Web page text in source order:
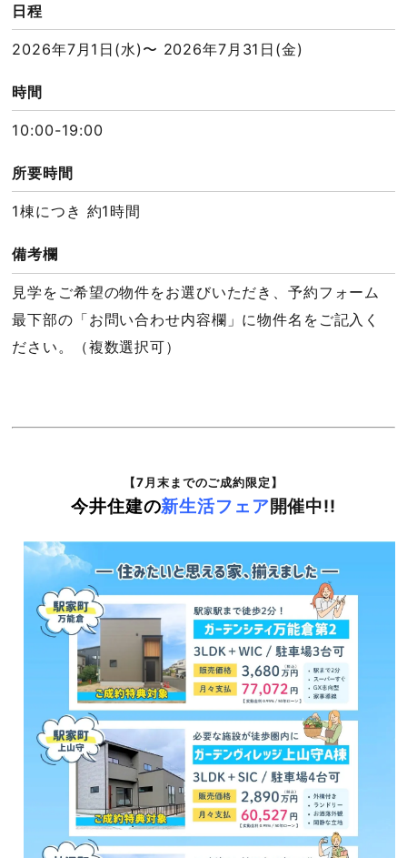
日程
2026年7月1日(水)〜 2026年7月31日(金)
時間
10:00-19:00
所要時間
1棟につき 約1時間
備考欄
見学をご希望の物件をお選びいただき、予約フォーム
最下部の「お問い合わせ内容欄」に物件名をご記入く
ださい。（複数選択可）
【7月末までのご成約限定】
今井住建の新生活フェア開催中!!